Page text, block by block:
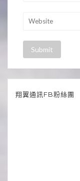
翔翼通訊FB粉絲團